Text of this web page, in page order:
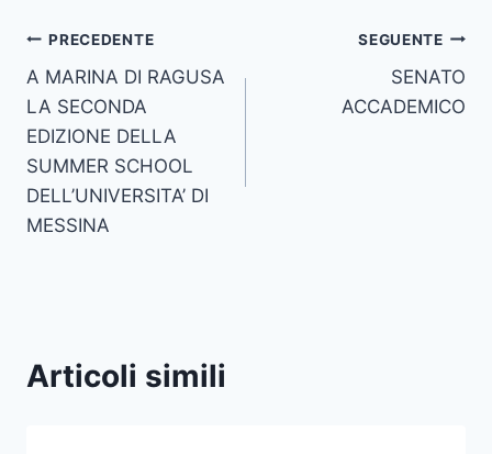
Navigazione
articoli
PRECEDENTE
A MARINA DI RAGUSA
LA SECONDA
EDIZIONE DELLA
SUMMER SCHOOL
DELL’UNIVERSITA’ DI
MESSINA
SEGUENTE
SENATO
ACCADEMICO
Articoli simili